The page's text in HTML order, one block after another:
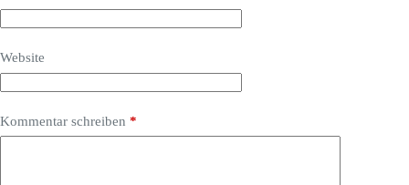
Website
Kommentar schreiben *